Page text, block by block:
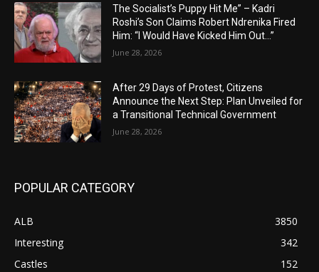
The Socialist’s Puppy Hit Me” – Kadri
Roshi’s Son Claims Robert Ndrenika Fired
Him: “I Would Have Kicked Him Out…”
June 28, 2026
After 29 Days of Protest, Citizens
Announce the Next Step: Plan Unveiled for
a Transitional Technical Government
June 28, 2026
POPULAR CATEGORY
ALB
3850
Interesting
342
Castles
152